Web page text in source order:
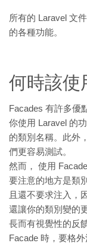
所有的 Laravel 文
的各種功能。
何時該使
Facades 有許多優
你使用 Laravel 的
的類別名稱。此外
們更容易測試。
然而， 使用
要注意的地方是類
且還不要求注入，
還讓你的類別變的
長而有視覺性的反
Facade 時，要格